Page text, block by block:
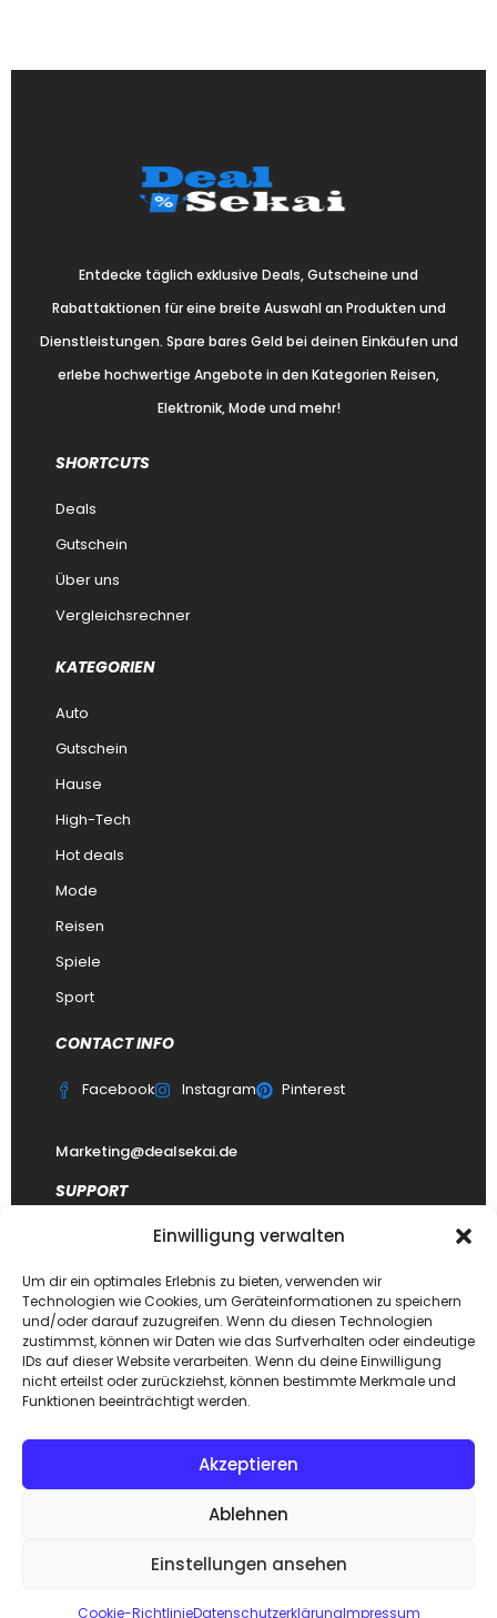
Einwilligung verwalten
Um dir ein optimales Erlebnis zu bieten, verwenden wir
Technologien wie Cookies, um Geräteinformationen zu speichern
und/oder darauf zuzugreifen. Wenn du diesen Technologien
zustimmst, können wir Daten wie das Surfverhalten oder eindeutige
IDs auf dieser Website verarbeiten. Wenn du deine Einwilligung
nicht erteilst oder zurückziehst, können bestimmte Merkmale und
Funktionen beeinträchtigt werden.
Akzeptieren
Ablehnen
Einstellungen ansehen
Cookie-RichtlinieDatenschutzerklärungImpressum
Entdecke täglich exklusive Deals, Gutscheine und
Rabattaktionen für eine breite Auswahl an Produkten und
Dienstleistungen. Spare bares Geld bei deinen Einkäufen und
erlebe hochwertige Angebote in den Kategorien Reisen,
Elektronik, Mode und mehr!
SHORTCUTS
Deals
Gutschein
Über uns
Vergleichsrechner
KATEGORIEN
Auto
Gutschein
Hause
High-Tech
Hot deals
Mode
Reisen
Spiele
Sport
CONTACT INFO
Facebook Instagram Pinterest
Marketing@dealsekai.de
SUPPORT
datenschutzerklärung
Impressum
Haftungsausschluss
FAQ Dealsekai
Copyright © 2026. Designed byDealsekai